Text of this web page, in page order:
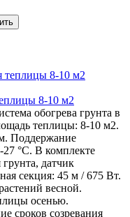
8-10 м2
обогрева грунта в
теплицы: 8-10 м2.
Поддержание
27 °С. В комплекте
датчик
секция: 45 м / 675 Вт.
весной.
осенью.
сроков созревания